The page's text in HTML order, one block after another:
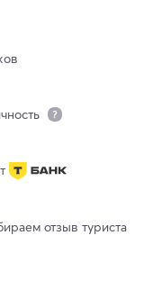
отзыв туриста